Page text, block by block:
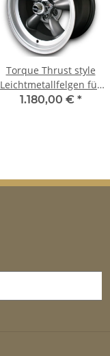
Torque Thrust style
Leichtmetallfelgen für
Dodge Polara - 1978
1.180,00 € *